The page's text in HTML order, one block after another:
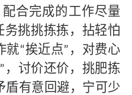
合完成的工作尽量
务挑挑拣拣，拈轻怕
就“挨近点” ，对费心
” ，讨价还价，挑肥拣
盾有意回避，宁可少